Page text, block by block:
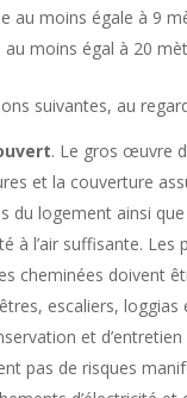
au moins égale à 9
moins égal à 20
suivantes, au
. Le gros œuvre
et la couverture
du logement ainsi
à l’air suffisante.
cheminées doivent
escaliers,
et
pas de risques